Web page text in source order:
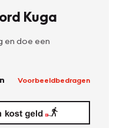
Kuga
en doe een
Voorbeeldbedragen